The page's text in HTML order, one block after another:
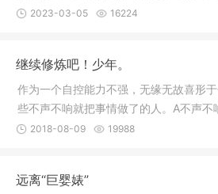
警。在
2023-03-05 16224
继续修炼吧！少年。
作为一个自控能力不强，无缘无故喜形
些不声不响就把事情做了的人。A不声
是带奖
2018-08-09 19988
远离“巨婴婊”